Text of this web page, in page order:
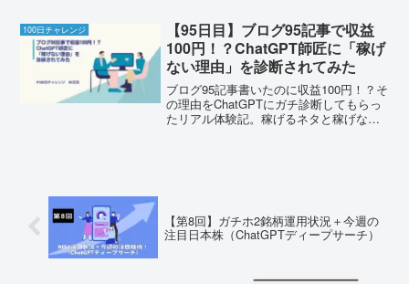
100日チャレンジ
【95日目】ブログ95記事で収益
100円！？ChatGPT師匠に「稼げ
ない理由」を診断されてみた
ブログ95記事書いたのに収益100円！？そ
の理由をChatGPTにガチ診断してもらっ
たリアル体験記。稼げるネタと稼げない
【第8回】ガチホ2銘柄運用状況＋今週の
注目日本株（ChatGPTディープサーチ）